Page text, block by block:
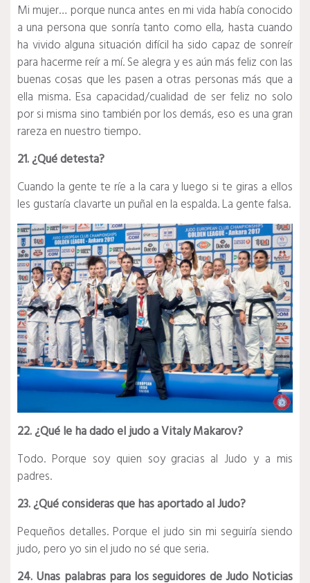
Mi mujer… porque nunca antes en mi vida había conocido
a una persona que sonría tanto como ella, hasta cuando
ha vivido alguna situación difícil ha sido capaz de sonreír
para hacerme reír a mí. Se alegra y es aún más feliz con las
buenas cosas que les pasen a otras personas más que a
ella misma. Esa capacidad/cualidad de ser feliz no solo
por si misma sino también por los demás, eso es una gran
rareza en nuestro tiempo.
21. ¿Qué detesta?
Cuando la gente te ríe a la cara y luego si te giras a ellos
les gustaría clavarte un puñal en la espalda. La gente falsa.
22. ¿Qué le ha dado el judo a Vitaly Makarov?
Todo. Porque soy quien soy gracias al Judo y a mis
padres.
23. ¿Qué consideras que has aportado al Judo?
Pequeños detalles. Porque el judo sin mi seguiría siendo
judo, pero yo sin el judo no sé que seria.
24. Unas palabras para los seguidores de Judo Noticias